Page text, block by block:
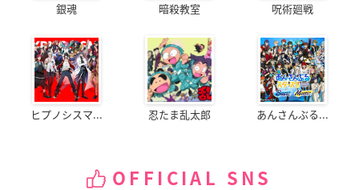
銀魂 暗殺教室 呪術廻戦
ヒプノシスマ... 忍たま乱太郎 あんさんぶる...
OFFICIAL SNS